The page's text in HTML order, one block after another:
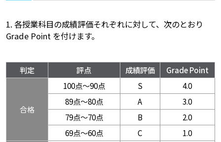
1. 各授業科目の成績評価それぞれに対して、次のとおり
Grade Point を付けます。
判定 評点 成績評価 Grade Point
合格
100点～90点 S
4.0
89点～80点
A
3.0
79点～70点
B
2.0
69点～60点
C
1.0